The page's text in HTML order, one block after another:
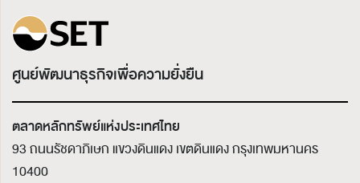
ศูนย์พัฒนาธุรกิจเพื่อความยั่งยืน
ตลาดหลักทรัพย์แห่งประเทศไทย
93 ถนนรัชดาภิเษก แขวงดินแดง เขตดินแดงกรุงเทพมหานคร
10400